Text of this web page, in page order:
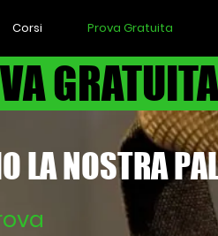
Corsi Prova Gratuita
GRATUITA
LA NOSTRA